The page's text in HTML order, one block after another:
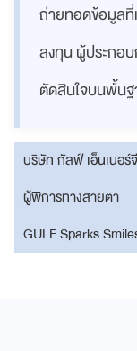
ถ่ายทอดข้อมูลที่
ลงทุน ผู้ประกอ
ตัดสินใจบนพื้นฐ
บริษัท กัลฟ์ เอ็นเนอร์
ผู้พิการทางสายตา
GULF Sparks